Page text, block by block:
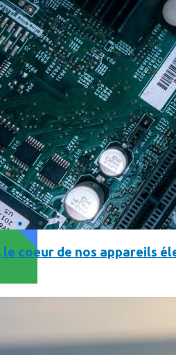
sont-ils devenus
le coeur de nos appareils